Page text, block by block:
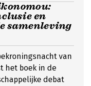
en
samenleving
van
het boek in de
debat